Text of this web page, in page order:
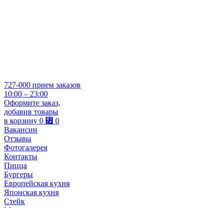
727-000 прием заказов
10:00 – 23:00
Оформите заказ,
добавив товары
в корзину 0 ⃏ 0
Вакансии
Отзывы
Фотогалерея
Контакты
Пицца
Бургеры
Европейская кухня
Японская кухня
Стейк